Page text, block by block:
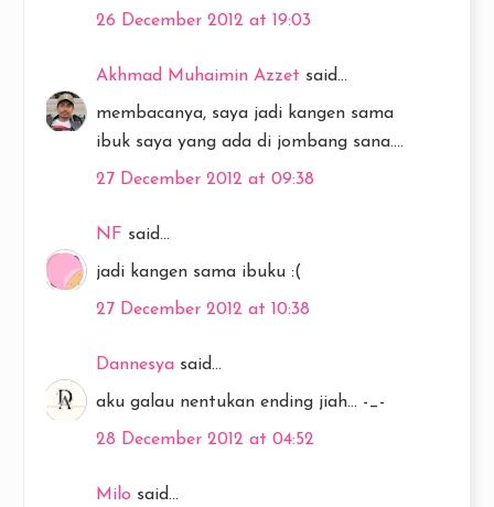
26 December 2012 at 19:03
Akhmad Muhaimin Azzet said...
membacanya, saya jadi kangen sama
ibuk saya yang ada di jombang sana....
27 December 2012 at 09:38
NF said...
jadi kangen sama ibuku :(
27 December 2012 at 10:38
Dannesya said...
aku galau nentukan ending jiah... -_-
28 December 2012 at 04:52
Milo said...